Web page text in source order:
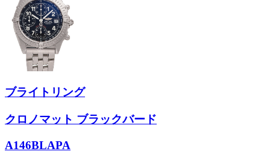
ブライトリング
クロノマット ブラックバード
A146BLAPA